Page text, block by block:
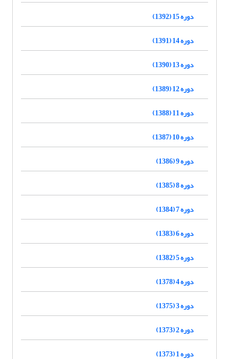
دوره 15 (1392)
دوره 14 (1391)
دوره 13 (1390)
دوره 12 (1389)
دوره 11 (1388)
دوره 10 (1387)
دوره 9 (1386)
دوره 8 (1385)
دوره 7 (1384)
دوره 6 (1383)
دوره 5 (1382)
دوره 4 (1378)
دوره 3 (1375)
دوره 2 (1373)
دوره 1 (1373)